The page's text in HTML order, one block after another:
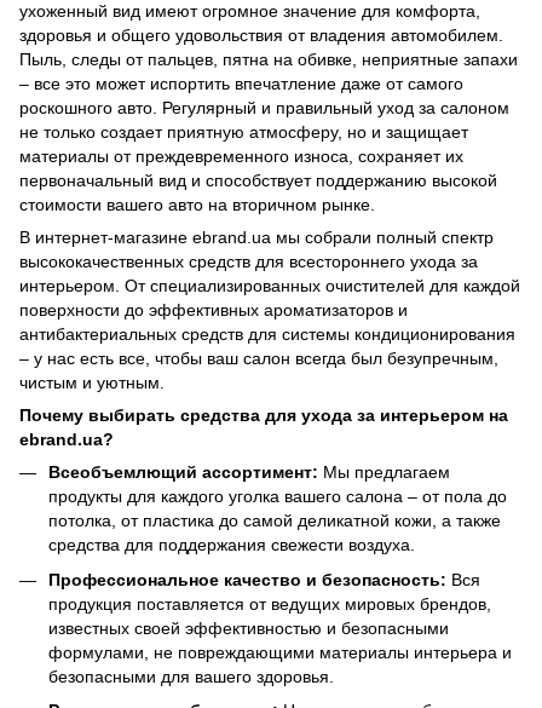
ухоженный вид имеют огромное значение для комфорта,
здоровья и общего удовольствия от владения автомобилем.
Пыль, следы от пальцев, пятна на обивке, неприятные запахи
– все это может испортить впечатление даже от самого
роскошного авто. Регулярный и правильный уход за салоном
не только создает приятную атмосферу, но и защищает
материалы от преждевременного износа, сохраняет их
первоначальный вид и способствует поддержанию высокой
стоимости вашего авто на вторичном рынке.
В интернет-магазине ebrand.ua мы собрали полный спектр
высококачественных средств для всестороннего ухода за
интерьером. От специализированных очистителей для каждой
поверхности до эффективных ароматизаторов и
антибактериальных средств для системы кондиционирования
– у нас есть все, чтобы ваш салон всегда был безупречным,
чистым и уютным.
Почему выбирать средства для ухода за интерьером на
ebrand.ua?
Всеобъемлющий ассортимент: Мы предлагаем
продукты для каждого уголка вашего салона – от пола до
потолка, от пластика до самой деликатной кожи, а также
средства для поддержания свежести воздуха.
Профессиональное качество и безопасность: Вся
продукция поставляется от ведущих мировых брендов,
известных своей эффективностью и безопасными
формулами, не повреждающими материалы интерьера и
безопасными для вашего здоровья.